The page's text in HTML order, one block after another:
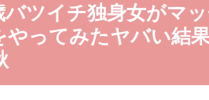
バツイチ独身女がマ
やってみたヤバい結